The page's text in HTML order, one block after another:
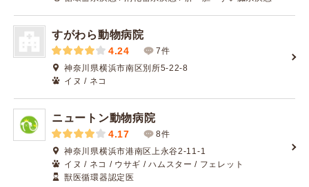
すがわら動物病院
4.24
7件
神奈川県横浜市南区別所5-22-8
イヌ / ネコ
ニュートン動物病院
4.17
8件
神奈川県横浜市港南区上永谷2-11-1
イヌ / ネコ / ウサギ / ハムスター / フェレット
獣医循環器認定医